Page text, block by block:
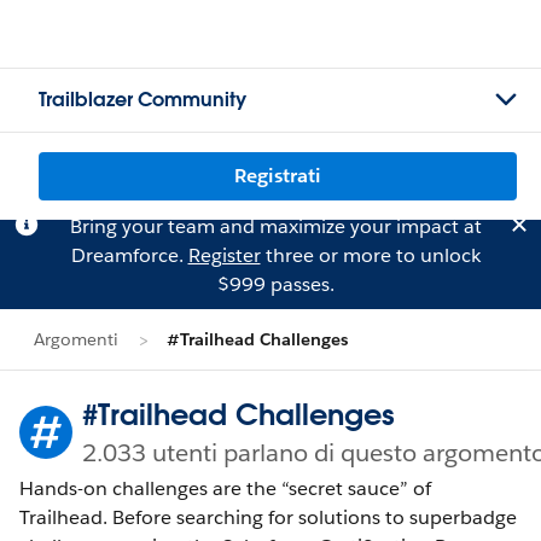
Trailblazer Community
Registrati
Bring your team and maximize your impact at
Dreamforce. Registerthree or more to unlock
$999 passes.
Argomenti #Trailhead Challenges
#Trailhead Challenges
2.033 utenti parlano di questo
Hands-on challenges are the “secret sauce” of
Trailhead. Before searching for solutions to superbadge